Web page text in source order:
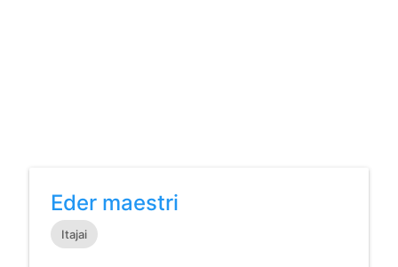
Eder maestri
Itajai